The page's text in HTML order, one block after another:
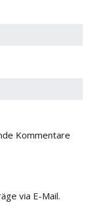
Kommentare
via E-Mail.